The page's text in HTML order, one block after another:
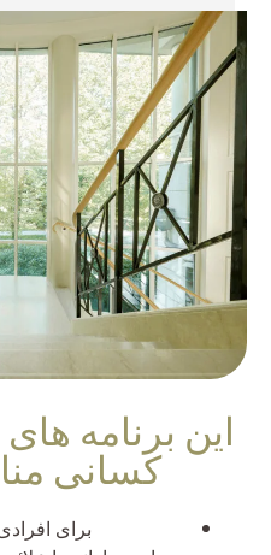
این برنامه
کسانی
برای